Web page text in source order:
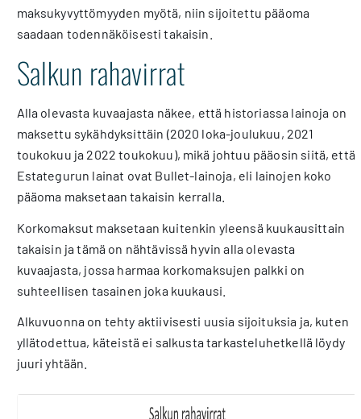
maksukyvyttömyyden myötä, niin sijoitettu pääoma
saadaan todennäköisesti takaisin.
Salkun rahavirrat
Alla olevasta kuvaajasta näkee, että historiassa lainoja on
maksettu sykähdyksittäin (2020 loka-joulukuu, 2021
toukokuu ja 2022 toukokuu), mikä johtuu pääosin siitä, että
Estategurun lainat ovat Bullet-lainoja, eli lainojen koko
pääoma maksetaan takaisin kerralla.
Korkomaksut maksetaan kuitenkin yleensä kuukausittain
takaisin ja tämä on nähtävissä hyvin alla olevasta
kuvaajasta, jossa harmaa korkomaksujen palkki on
suhteellisen tasainen joka kuukausi.
Alkuvuonna on tehty aktiivisesti uusia sijoituksia ja, kuten
yllätodettua, käteistä ei salkusta tarkasteluhetkellä löydy
juuri yhtään.